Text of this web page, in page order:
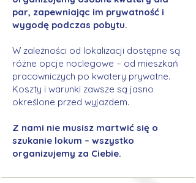
par, zapewniając im prywatność i
wygodę podczas pobytu.
W zależności od lokalizacji dostępne są
różne opcje noclegowe – od mieszkań
pracowniczych po kwatery prywatne.
Koszty i warunki zawsze są jasno
określone przed wyjazdem.
Z nami nie musisz martwić się o
szukanie lokum – wszystko
organizujemy za Ciebie.